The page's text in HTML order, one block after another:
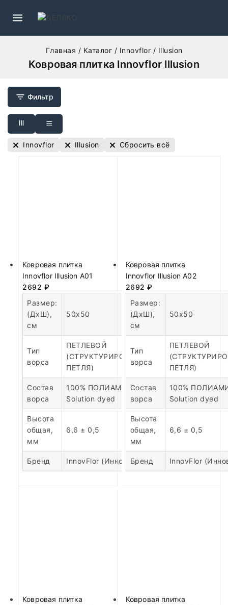
Главная / Каталог / Innovflor / Illusion
Ковровая плитка Innovflor Illusion
Фильтр
Innovflor Illusion Сбросить всё
Ковровая плитка
Innovflor Illusion A01
2692 ₽
Размер:
(ДхШ),
см
50х50
Тип
ворса
ПЕТЛЕВОЙ
(СТРУКТУРИРОВАННАЯ
ПЕТЛЯ)
Состав
ворса
100% ПОЛИАМИД
Solution dyed
Высота
общая,
мм
6,6 ± 0,5
Бренд InnovFlor (Инновфлор)
Ковровая плитка
Innovflor Illusion A02
2692 ₽
Размер:
(ДхШ),
см
50х50
Тип
ворса
ПЕТЛЕВОЙ
ПЕТЛЯ)
Состав
ворса
100%
Solution dyed
Высота
общая,
мм
6,6 ± 0,5
Бренд InnovFlor
Ковровая плитка
Ковровая плитка